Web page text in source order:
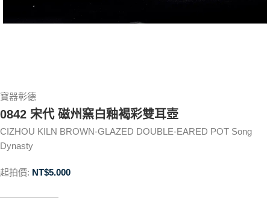
寶器彰德
0842 宋代 磁州窯白釉褐彩雙耳壺
CIZHOU KILN BROWN-GLAZED DOUBLE-EARED POT Song
Dynasty
起拍價: NT$5.000